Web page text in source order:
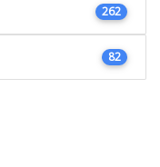
262
82